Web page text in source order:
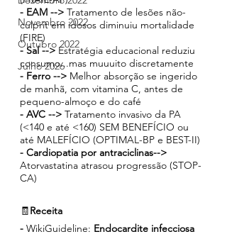
Novembro 2022
Outubro 2022
Julho 2026
- EAM --> Tratamento de lesões não-
culprit em idosos diminuiu mortalidade
(FIRE)
- Sal --> Estratégia educacional reduziu
consumo...mas muuuito discretamente
- Ferro --> Melhor absorção se ingerido
de manhã, com vitamina C, antes de
pequeno-almoço e do café
- AVC --> Tratamento invasivo da PA
(<140 e até <160) SEM BENEFÍCIO ou
até MALEFÍCIO (OPTIMAL-BP e BEST-II)
- Cardiopatia por antraciclinas-->
Atorvastatina atrasou progressão (STOP-
CA)
🧾Receita
- WikiGuideline: Endocardite infecciosa